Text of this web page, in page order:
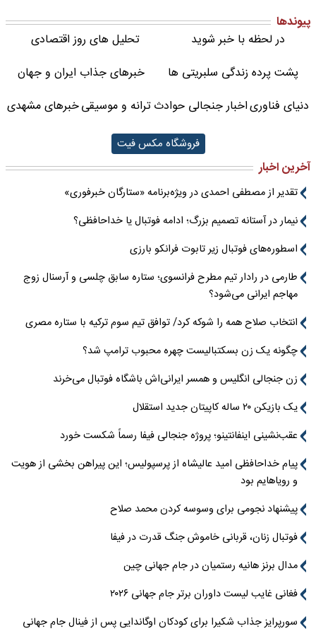
پیوندها
در لحظه با خبر شوید
تحلیل های روز اقتصادی
پشت پرده زندگی سلبریتی ها
خبرهای جذاب ایران و جهان
دنیای فناوریاخبار جنجالی حوادثترانه و موسیقیخبرهای مشهدی
فروشگاه مکس فیت
آخرین اخبار
تقدیر از مصطفی احمدی در ویژه‌برنامه «ستارگان خبرفوری»
نیمار در آستانه تصمیم بزرگ؛ ادامه فوتبال یا خداحافظی؟
اسطوره‌های فوتبال زیر تابوت فرانکو بارزی
طارمی در رادار تیم مطرح فرانسوی؛ ستاره سابق چلسی و آرسنال زوج
مهاجم ایرانی می‌شود؟
انتخاب صلاح همه را شوکه کرد/ توافق تیم سوم ترکیه با ستاره مصری
چگونه یک زن بسکتبالیست چهره محبوب ترامپ شد؟
زن جنجالی انگلیس و همسر ایرانی‌اش باشگاه فوتبال می‌خرند
یک بازیکن ۲۰ ساله کاپیتان جدید استقلال
عقب‌نشینی اینفانتینو؛ پروژه جنجالی فیفا رسماً شکست خورد
پیام خداحافظی امید عالیشاه از پرسپولیس؛ این پیراهن بخشی از هویت
و رویاهایم بود
پیشنهاد نجومی برای وسوسه کردن محمد صلاح
فوتبال زنان، قربانی خاموش جنگ قدرت در فیفا
مدال برنز هانیه رستمیان در جام جهانی چین
فغانی غایب لیست داوران برتر جام جهانی ۲۰۲۶
سورپرایز جذاب شکیرا برای کودکان اوگاندایی پس از فینال جام جهانی